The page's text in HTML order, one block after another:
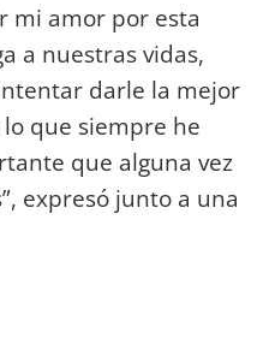
mi amor por esta
a nuestras vidas,
darle la mejor
que siempre he
que alguna vez
expresó junto a una